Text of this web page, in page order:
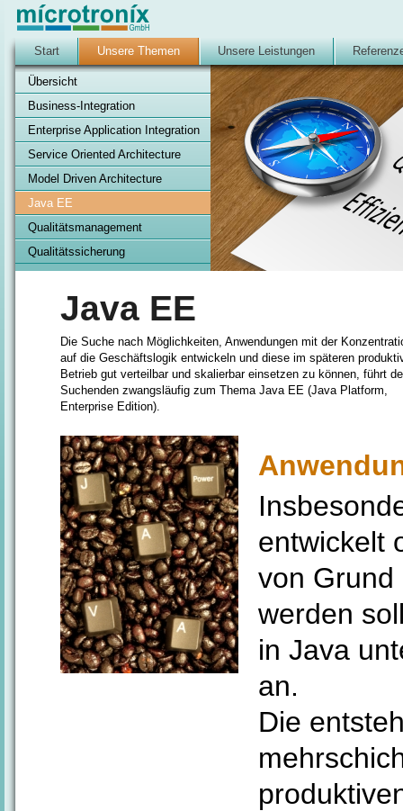
Start Unsere Themen Unsere Leistungen
Übersicht
Business-Integration
Enterprise Application Integration
Service Oriented Architecture
Model Driven Architecture
Java EE
Qualitätsmanagement
Qualitätssicherung
Java EE
Die Suche nach Möglichkeiten, Anwendungen mit der
auf die Geschäftslogik entwickeln und diese im späteren
Betrieb gut verteilbar und skalierbar einsetzen zu können, führt
Suchenden zwangsläufig zum Thema Java EE (Java Platform,
Enterprise Edition).
entwickelt
von
werden
in Java
an.
Die